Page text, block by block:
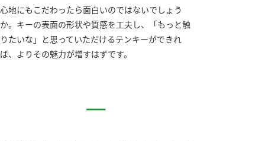
心地にもこだわったら面白いのではないでしょう
か。キーの表面の形状や質感を工夫し、「もっと触
りたいな」と思っていただけるテンキーができれ
ば、よりその魅力が増すはずです。